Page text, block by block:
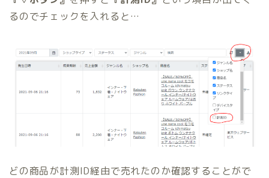
るのでチェックを入れると…
どの商品が計測ID経由で売れたのか確認することがで